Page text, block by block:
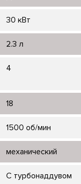
30 кВт
2.3 л
4
18
1500 об/мин
механический
С турбонаддувом